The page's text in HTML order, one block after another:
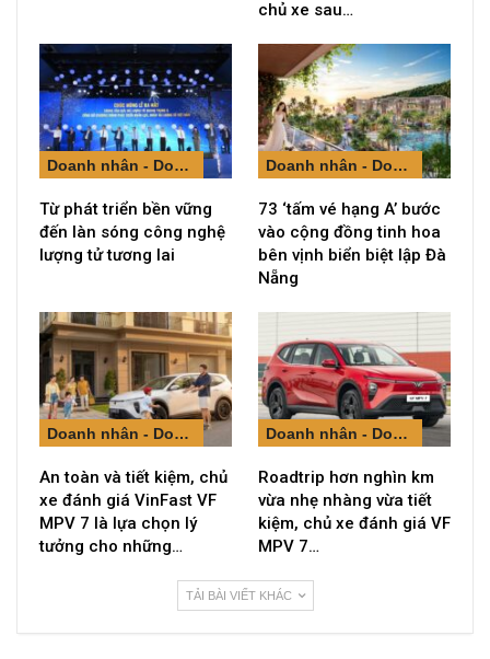
chủ xe sau…
Doanh nhân - Doanh nghiệp
Từ phát triển bền vững
đến làn sóng công nghệ
lượng tử tương lai
Doanh nhân - Doanh nghiệp
73 ‘tấm vé hạng A’ bước
vào cộng đồng tinh hoa
bên vịnh biển biệt lập Đà
Nẵng
Doanh nhân - Doanh nghiệp
An toàn và tiết kiệm, chủ
xe đánh giá VinFast VF
MPV 7 là lựa chọn lý
tưởng cho những…
Doanh nhân - Doanh nghiệp
Roadtrip hơn nghìn km
vừa nhẹ nhàng vừa tiết
kiệm, chủ xe đánh giá VF
MPV 7…
TẢI BÀI VIẾT KHÁC